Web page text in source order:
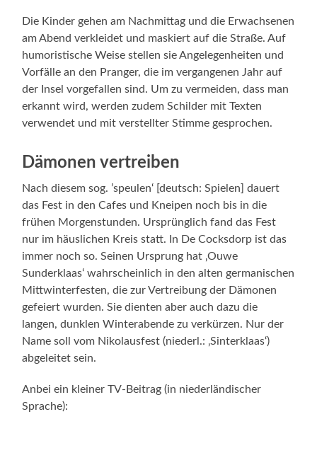
Die Kinder gehen am Nachmittag und die Erwachsenen
am Abend verkleidet und maskiert auf die Straße. Auf
humoristische Weise stellen sie Angelegenheiten und
Vorfälle an den Pranger, die im vergangenen Jahr auf
der Insel vorgefallen sind. Um zu vermeiden, dass man
erkannt wird, werden zudem Schilder mit Texten
verwendet und mit verstellter Stimme gesprochen.
Dämonen vertreiben
Nach diesem sog. ’speulen‘ [deutsch: Spielen] dauert
das Fest in den Cafes und Kneipen noch bis in die
frühen Morgenstunden. Ursprünglich fand das Fest
nur im häuslichen Kreis statt. In De Cocksdorp ist das
immer noch so. Seinen Ursprung hat ‚Ouwe
Sunderklaas‘ wahrscheinlich in den alten germanischen
Mittwinterfesten, die zur Vertreibung der Dämonen
gefeiert wurden. Sie dienten aber auch dazu die
langen, dunklen Winterabende zu verkürzen. Nur der
Name soll vom Nikolausfest (niederl.: ‚Sinterklaas‘)
abgeleitet sein.
Anbei ein kleiner TV-Beitrag (in niederländischer
Sprache):